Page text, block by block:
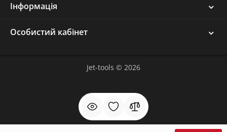
Інформація
Особистий кабінет
Jet-tools © 2026